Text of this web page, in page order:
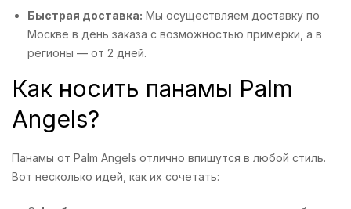
Быстрая доставка: Мы осуществляем доставку по
Москве в день заказа с возможностью примерки, а в
регионы — от 2 дней.
Как носить панамы Palm
Angels?
Панамы от Palm Angels отлично впишутся в любой стиль.
Вот несколько идей, как их сочетать: